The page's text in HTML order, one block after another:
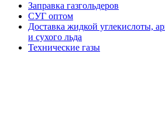
Заправка газгольдеров
СУГ оптом
Доставка жидкой углекислоты,
и сухого льда
Технические газы